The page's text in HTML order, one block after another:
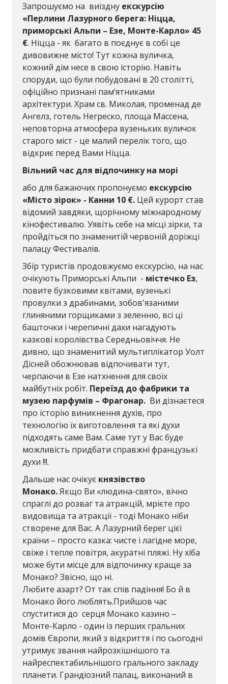
Запрошуємо на виїздну екскурсію
«Перлини Лазурного берега: Ніцца,
приморські Альпи – Езе, Монте-Карло» 45
€. Ніцца - як багато в поєднує в собі це
дивовижне місто! Тут кожна вуличка,
кожний дім несе в свою історію. Навіть
споруди, що були побудовані в 20 столітті,
офіційно признані пам’ятниками
архітектури. Храм св. Миколая, променад де
Ангелз, готель Негреско, площа Массена,
неповторна атмосфера вузеньких вуличок
старого міст - це малий перелік того, що
відкриє перед Вами Ніцца.
Вільний час для відпочинку на морі
або для бажаючих пропонуємо екскурсію
«Місто зірок» - Канни 10 €. Цей курорт став
відомий завдяки, щорічному міжнародному
кінофестивалю. Уявіть себе на місці зірки, та
пройдіться по знаменитій червоній доріжці
палацу Фестивалів.
Збір туристів продовжуємо екскурсію, на нас
очікують Приморські Альпи - містечко Ез,
повите бузковими квітами, вузенькі
провулки з драбинами, зобов'язаними
глиняними горщиками з зеленню, всі ці
башточки і черепичні дахи нагадують
казкові королівства Середньовіччя. Не
дивно, що знаменитий мультиплікатор Уолт
Дісней обожнював відпочивати тут,
черпаючи в Езе натхнення для своїх
майбутніх робіт. Переїзд до фабрики та
музею парфумів – Фрагонар. Ви дізнаєтеся
про історію виникнення духів, про
технологію їх виготовлення та які духи
підходять саме Вам. Саме тут у Вас буде
можливість придбати справжні французькі
духи !!!.
Дальше нас очікує князівство
Монако.Якщо Ви «людина-свято», вічно
спраглі до розваг та атракцій, мрієте про
видовища та атракції - тоді Монако ніби
створене для Вас. А Лазурний берег цієї
країни – просто казка: чисте і лагідне море,
свіже і тепле повітря, акуратні пляжі. Ну хіба
може бути місце для відпочинку краще за
Монако? Звісно, що ні.
Любите азарт? От так спів падіння! Бо й в
Монако його люблять.Прийшов час
спуститися до серця Монако казино –
Монте-Карло - один із перших гральних
домів Європи, який з відкриття і по сьогодні
утримує звання найрозкішнішого та
найреспектабильнішого грального закладу
планети. Грандіозний палац, виконаний в